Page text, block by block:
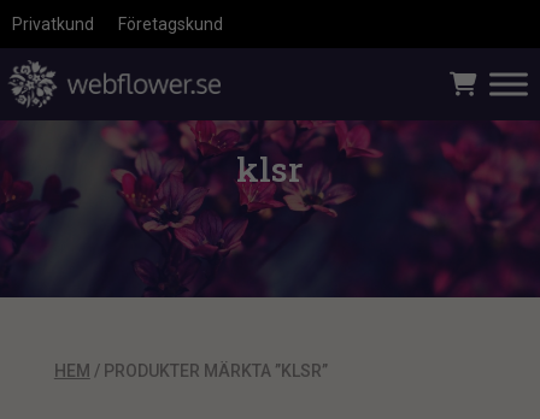
Privatkund Företagskund
klsr
HEM / PRODUKTER MÄRKTA ”KLSR”